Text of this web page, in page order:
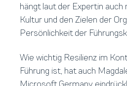
hängt laut der Expertin auch
Kultur und den Zielen der
Persönlichkeit der
Wie wichtig Resilienz im
Führung ist, hat auch